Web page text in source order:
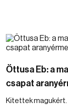
Öttusa Eb: a
csapat
Kitettek magukért.